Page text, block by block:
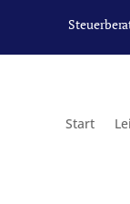
Start